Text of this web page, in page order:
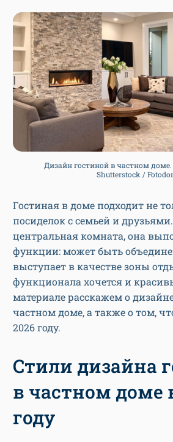
Дизайн гостиной в частном
Shutterstock /
Гостиная в доме подходит не
посиделок с семьей и
центральная комната, она
функции: может быть
выступает в качестве зоны
функционала хочется и
материале расскажем о
частном доме, а также о том,
2026 году.
Стили дизайна
в частном доме
году